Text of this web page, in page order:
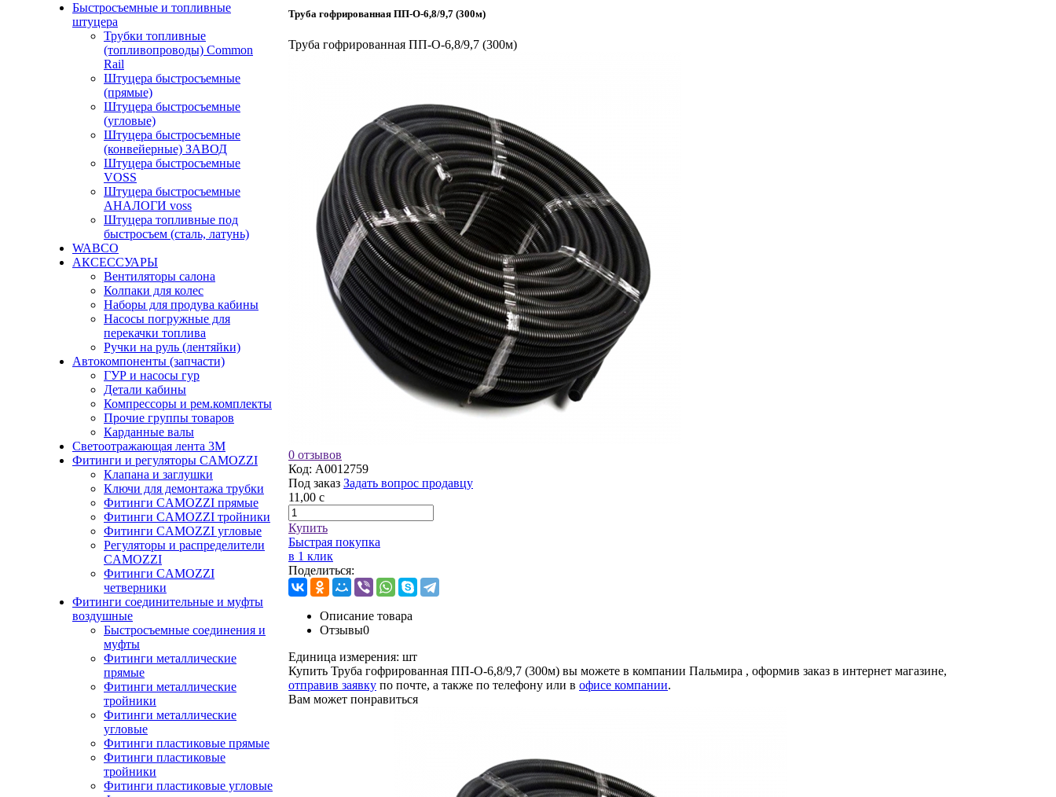
Быстросъемные и топливные
штуцера
Трубки топливные
(топливопроводы) Common
Rail
Штуцера быстросъемные
(прямые)
Штуцера быстросъемные
(угловые)
Штуцера быстросъемные
(конвейерные) ЗАВОД
Штуцера быстросъемные
VOSS
Штуцера быстросъемные
АНАЛОГИ voss
Штуцера топливные под
быстросъем (сталь, латунь)
WABCO
АКСЕССУАРЫ
Вентиляторы салона
Колпаки для колес
Наборы для продува кабины
Насосы погружные для
перекачки топлива
Ручки на руль (лентяйки)
Автокомпоненты (запчасти)
ГУР и насосы гур
Детали кабины
Компрессоры и рем.комплекты
Прочие группы товаров
Карданные валы
Светоотражающая лента 3М
Фитинги и регуляторы CAMOZZI
Клапана и заглушки
Ключи для демонтажа трубки
Фитинги CAMOZZI прямые
Фитинги CAMOZZI тройники
Фитинги CAMOZZI угловые
Регуляторы и распределители
CAMOZZI
Фитинги CAMOZZI
четверники
Фитинги соединительные и муфты
воздушные
Быстросъемные соединения и
муфты
Фитинги металлические
прямые
Фитинги металлические
тройники
Фитинги металлические
угловые
Фитинги пластиковые прямые
Фитинги пластиковые
тройники
Фитинги пластиковые угловые
Труба гофрированная ПП-О-6,8/9,7 (300м)
Труба гофрированная ПП-О-6,8/9,7 (300м)
0 отзывов
Код: A0012759
Под заказ Задать вопрос продавцу
11,00 c
Купить
Быстрая покупка
в 1 клик
Поделиться:
Описание товара
Отзывы0
Единица измерения: шт
Купить Труба гофрированная ПП-О-6,8/9,7 (300м) вы можете в компании Пальмира , оформив заказ в интернет магазине,
отправив заявку по почте, а также по телефону или в офисе компании.
Вам может понравиться